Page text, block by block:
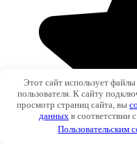
Этот сайт использует
пользователя. К сайту
просмотр страниц сайта, вы
данных в соответствии с
Пользовательским